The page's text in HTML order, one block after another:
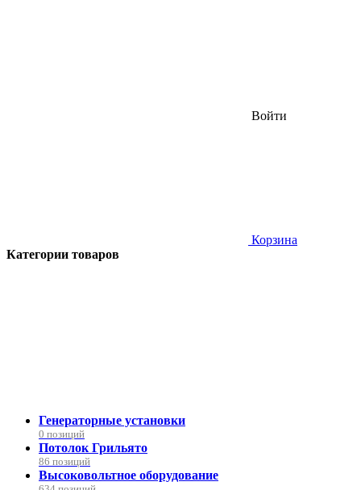
Войти
Корзина
Категории товаров
Генераторные установки
0 позиций
Потолок Грильято
86 позиций
Высоковольтное оборудование